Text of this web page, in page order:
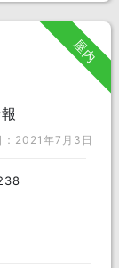
屋内
：2021年7月3日